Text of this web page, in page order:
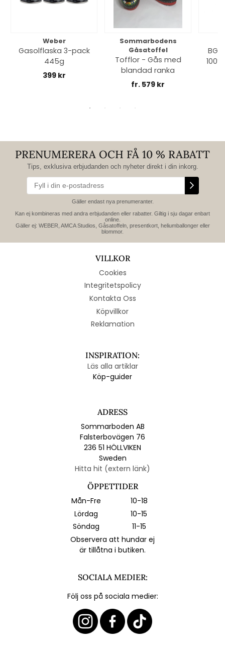
Weber
Gasolflaska 3-pack
445g
399 kr
Sommarbodens
Gåsatoffel
Tofflor - Gås med
blandad ranka
fr. 579 kr
PRENUMERERA OCH FÅ 10 % RABATT
Tips, exklusiva erbjudanden och nyheter direkt i din inkorg.
Gäller endast nya prenumeranter.
Kan ej kombineras med andra erbjudanden eller rabatter. Giltig i sju dagar enbart
online.
Gäller ej: WEBER, AMCA Studios, Gåsatoffeln, presentkort, heliumballonger eller
blommor.
VILLKOR
Cookies
Integritetspolicy
Kontakta Oss
Köpvillkor
Reklamation
INSPIRATION:
Läs alla artiklar
Köp-guider
ADRESS
Sommarboden AB
Falsterbovägen 76
236 51 HÖLLVIKEN
Sweden
Hitta hit (extern länk)
ÖPPETTIDER
Mån-Fre
10-18
Lördag
10-15
Söndag
11-15
Observera att hundar ej
är tillåtna i butiken.
SOCIALA MEDIER:
Följ oss på sociala medier: